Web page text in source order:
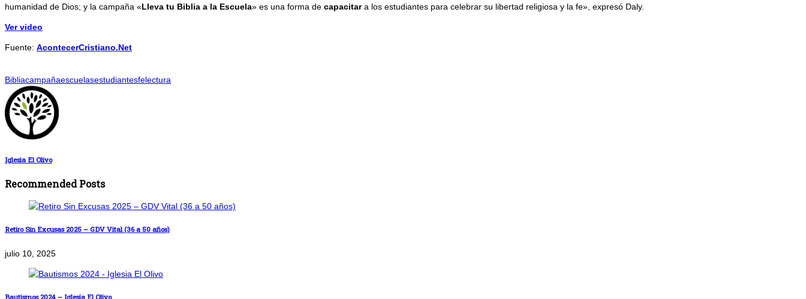
humanidad de Dios; y la campaña «Lleva tu Biblia a la Escuela» es una forma de capacitara los estudiantes para celebrar su libertad religiosa y la fe», expresó Daly.
Ver video
Fuente: AcontecerCristiano.Net
Bibliacampañaescuelasestudiantesfelectura
Iglesia El Olivo
Recommended Posts
Retiro Sin Excusas 2025 – GDV Vital (36 a 50 años)
julio 10, 2025
Bautismos 2024 – Iglesia El Olivo